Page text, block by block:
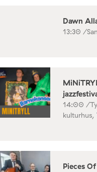
Dawn
13:30 /
14:00 /
kulturhus,
Pieces